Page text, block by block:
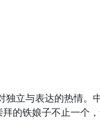
与表达的热情。
的铁娘子不止一个